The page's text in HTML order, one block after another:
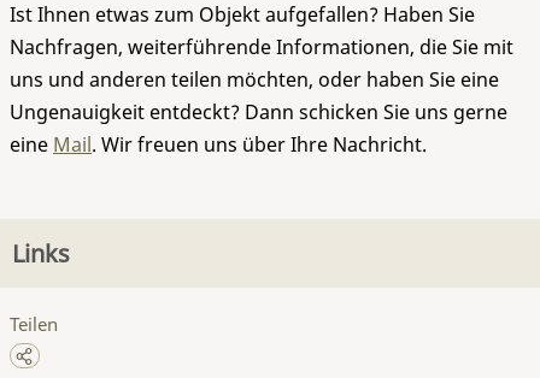
Ist Ihnen etwas zum Objekt aufgefallen? Haben Sie
Nachfragen, weiterführende Informationen, die Sie mit
uns und anderen teilen möchten, oder haben Sie eine
Ungenauigkeit entdeckt? Dann schicken Sie uns gerne
eine Mail. Wir freuen uns über Ihre Nachricht.
Links
Teilen